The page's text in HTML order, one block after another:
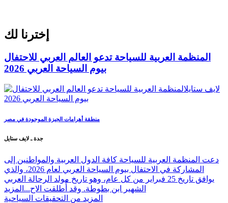
إخترنا لك
المنظمة العربية للسياحة تدعو العالم العربي للاحتفال
بيوم السياحة العربي 2026
منطقة أهرامات الجيزة الموجودة في مصر
جدة ـ لايف ستايل
دعت المنظمة العربية للسياحة كافة الدول العربية والمواطنين إلى
المشاركة في الاحتفال بيوم السياحة العربي لعام 2026، والذي
يوافق تاريخ 25 فبراير من كل عام، وهو تاريخ مولد الرحالة العربي
الشهير ابن بطوطة. وقد أُطلقت الاح... المزيد
المزيد من التحقيقات السياحية